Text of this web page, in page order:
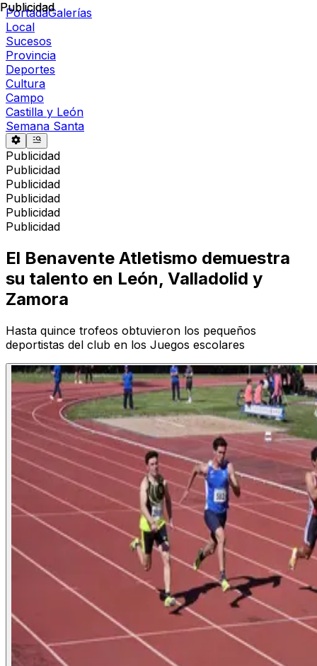
PortadaGalerías
Local
Sucesos
Provincia
Deportes
Cultura
Campo
Castilla y León
Semana Santa
Publicidad
Publicidad
Publicidad
Publicidad
Publicidad
Publicidad
Publicidad
El Benavente Atletismo demuestra
su talento en León, Valladolid y
Zamora
Hasta quince trofeos obtuvieron los pequeños
deportistas del club en los Juegos escolares
Publicidad